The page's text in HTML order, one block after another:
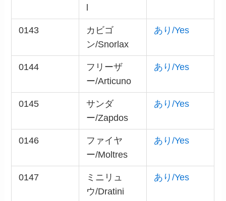
0143
カビゴ
ン/Snorlax
あり/Yes
0144
フリーザ
ー/Articuno
あり/Yes
0145
サンダ
ー/Zapdos
あり/Yes
0146
ファイヤ
ー/Moltres
あり/Yes
0147
ミニリュ
ウ/Dratini
あり/Yes